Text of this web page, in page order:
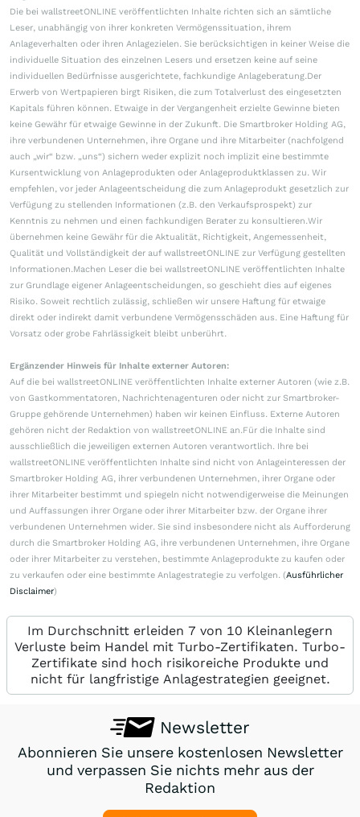
Die bei wallstreetONLINE veröffentlichten Inhalte richten sich an sämtliche
Leser, unabhängig von ihrer konkreten Vermögenssituation, ihrem
Anlageverhalten oder ihren Anlagezielen. Sie berücksichtigen in keiner Weise die
individuelle Situation des einzelnen Lesers und ersetzen keine auf seine
individuellen Bedürfnisse ausgerichtete, fachkundige Anlageberatung.Der
Erwerb von Wertpapieren birgt Risiken, die zum Totalverlust des eingesetzten
Kapitals führen können. Etwaige in der Vergangenheit erzielte Gewinne bieten
keine Gewähr für etwaige Gewinne in der Zukunft. Die Smartbroker Holding AG,
ihre verbundenen Unternehmen, ihre Organe und ihre Mitarbeiter (nachfolgend
auch „wir“ bzw. „uns“) sichern weder explizit noch implizit eine bestimmte
Kursentwicklung von Anlageprodukten oder Anlageproduktklassen zu. Wir
empfehlen, vor jeder Anlageentscheidung die zum Anlageprodukt gesetzlich zur
Verfügung zu stellenden Informationen (z.B. den Verkaufsprospekt) zur
Kenntnis zu nehmen und einen fachkundigen Berater zu konsultieren.Wir
übernehmen keine Gewähr für die Aktualität, Richtigkeit, Angemessenheit,
Qualität und Vollständigkeit der auf wallstreetONLINE zur Verfügung gestellten
Informationen.Machen Leser die bei wallstreetONLINE veröffentlichten Inhalte
zur Grundlage eigener Anlageentscheidungen, so geschieht dies auf eigenes
Risiko. Soweit rechtlich zulässig, schließen wir unsere Haftung für etwaige
direkt oder indirekt damit verbundene Vermögensschäden aus. Eine Haftung für
Vorsatz oder grobe Fahrlässigkeit bleibt unberührt.
Ergänzender Hinweis für Inhalte externer Autoren:
Auf die bei wallstreetONLINE veröffentlichten Inhalte externer Autoren (wie z.B.
von Gastkommentatoren, Nachrichtenagenturen oder nicht zur Smartbroker-
Gruppe gehörende Unternehmen) haben wir keinen Einfluss. Externe Autoren
gehören nicht der Redaktion von wallstreetONLINE an.Für die Inhalte sind
ausschließlich die jeweiligen externen Autoren verantwortlich. Ihre bei
wallstreetONLINE veröffentlichten Inhalte sind nicht von Anlageinteressen der
Smartbroker Holding AG, ihrer verbundenen Unternehmen, ihrer Organe oder
ihrer Mitarbeiter bestimmt und spiegeln nicht notwendigerweise die Meinungen
und Auffassungen ihrer Organe oder ihrer Mitarbeiter bzw. der Organe ihrer
verbundenen Unternehmen wider. Sie sind insbesondere nicht als Aufforderung
durch die Smartbroker Holding AG, ihre verbundenen Unternehmen, ihre Organe
oder ihrer Mitarbeiter zu verstehen, bestimmte Anlageprodukte zu kaufen oder
zu verkaufen oder eine bestimmte Anlagestrategie zu verfolgen. (Ausführlicher
Disclaimer)
Im Durchschnitt erleiden 7 von 10 Kleinanlegern
Verluste beim Handel mit Turbo-Zertifikaten. Turbo-
Zertifikate sind hoch risikoreiche Produkte und
nicht für langfristige Anlagestrategien geeignet.
Newsletter
Abonnieren Sie unsere kostenlosen Newsletter
und verpassen Sie nichts mehr aus der
Redaktion